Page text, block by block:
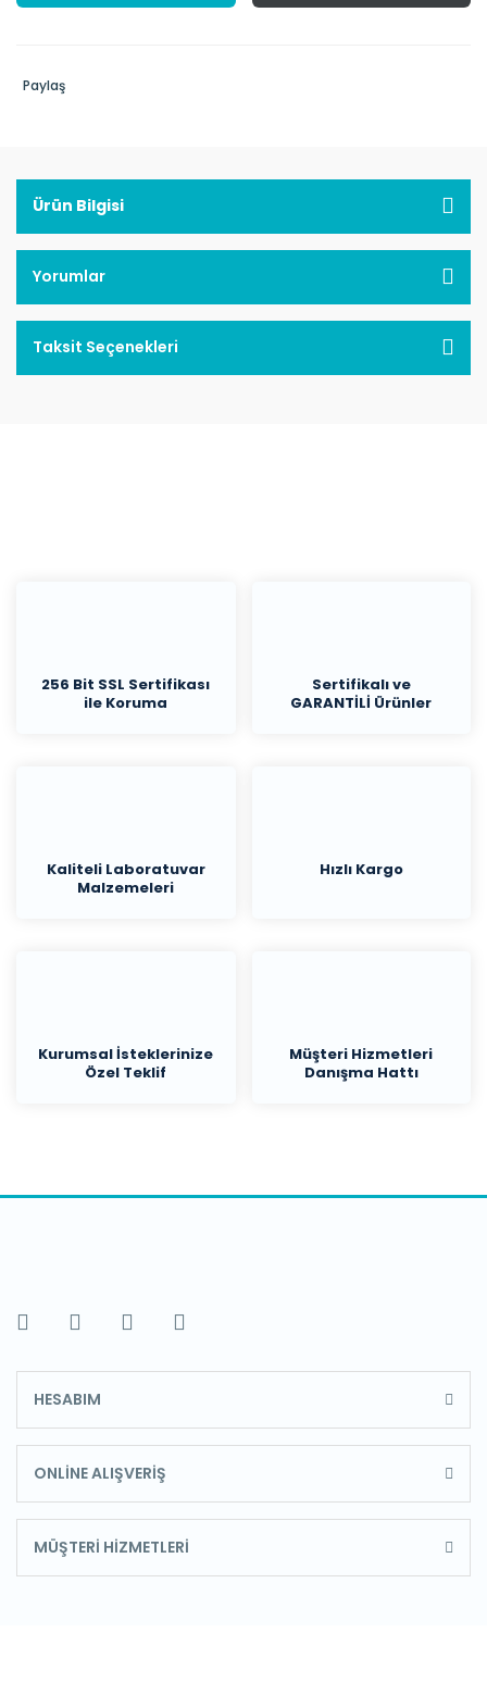
Paylaş
Ürün Bilgisi
Yorumlar
Taksit Seçenekleri
256 Bit SSL Sertifikası
ile Koruma
Sertifikalı ve
GARANTİLİ Ürünler
Kaliteli Laboratuvar
Malzemeleri
Hızlı Kargo
Kurumsal İsteklerinize
Özel Teklif
Müşteri Hizmetleri
Danışma Hattı
HESABIM
ONLİNE ALIŞVERİŞ
MÜŞTERİ HİZMETLERİ